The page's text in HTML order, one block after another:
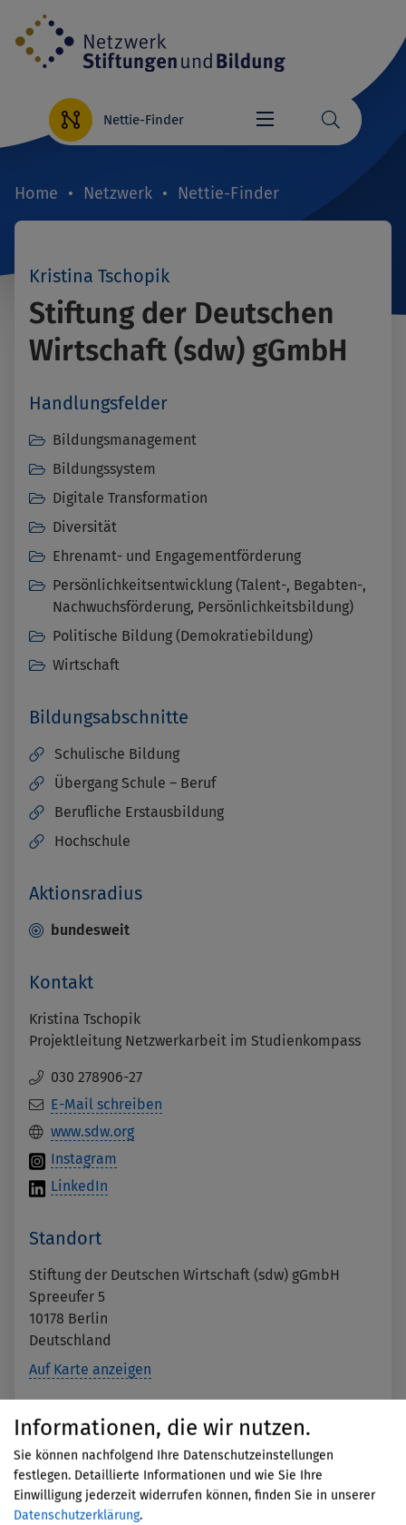
Informationen, die wir nutzen.
Sie können nachfolgend Ihre Datenschutzeinstellungen
festlegen. Detaillierte Informationen und wie Sie Ihre
Einwilligung jederzeit widerrufen können, finden Sie in unserer
Datenschutzerklärung.
Direkt
zum
Inhalt
Nettie-Finder
Home Netzwerk Nettie-Finder
Kristina Tschopik
Stiftung der Deutschen
Wirtschaft (sdw) gGmbH
Handlungsfelder
Bildungsmanagement
Bildungssystem
Digitale Transformation
Diversität
Ehrenamt- und Engagementförderung
Persönlichkeitsentwicklung (Talent-, Begabten-,
Nachwuchsförderung, Persönlichkeitsbildung)
Politische Bildung (Demokratiebildung)
Wirtschaft
Bildungsabschnitte
Schulische Bildung
Übergang Schule – Beruf
Berufliche Erstausbildung
Hochschule
Aktionsradius
bundesweit
Kontakt
Kristina Tschopik
Projektleitung Netzwerkarbeit im Studienkompass
030 278906-27
E-Mail schreiben
www.sdw.org
Instagram
LinkedIn
Standort
Stiftung der Deutschen Wirtschaft (sdw) gGmbH
Spreeufer 5
10178 Berlin
Deutschland
Auf Karte anzeigen
Mit dem Aufruf der Karte erklären
Sie sich einverstanden, dass Ihre
Daten an Google übermittelt
werden und Sie die
Datenschutzerklärung